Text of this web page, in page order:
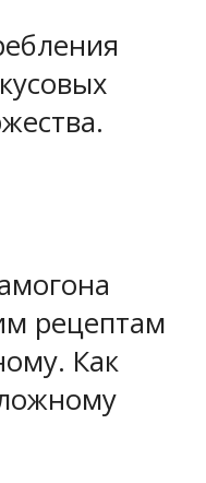
рецептам
Как